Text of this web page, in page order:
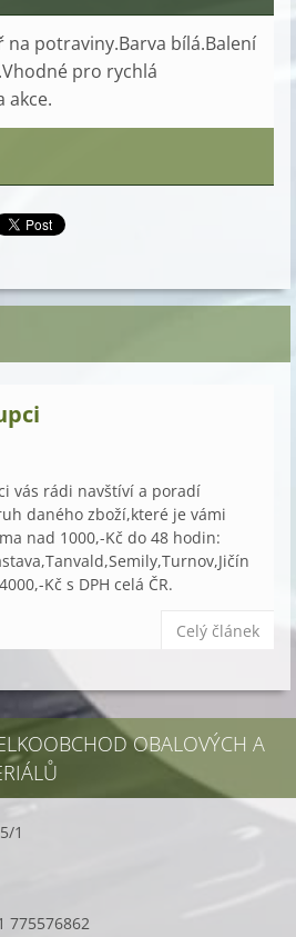
na potraviny.Barva bílá.Balení
pro rychlá
akce.
vás rádi navštíví a poradí
daného zboží,které je vámi
nad 1000,-Kč do 48 hodin:
Kč s DPH celá ČR.
Celý článek
OBALOVÝCH A
1
775576862